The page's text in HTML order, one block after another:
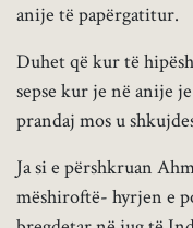
anije të papërgatitur.
Duhet që kur të
sepse kur je në anije
prandaj mos u
Ja si e përshkruan
mëshiroftë- hyrjen e